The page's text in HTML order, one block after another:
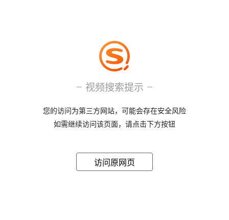
视频搜索提示
您的访问为第三方网站，可能会存在安全风险
如需继续访问该页面，请点击下方按钮
访问原网页